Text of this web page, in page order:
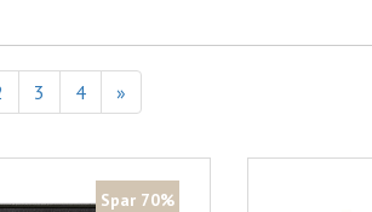
3 4 »
Spar 70%